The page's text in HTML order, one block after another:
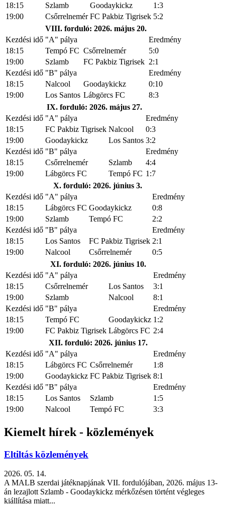
18:15
Szlamb Goodaykickz
1:3
19:00
Csőrrelnemér FC Pakbiz Tigrisek 5:2
VIII. forduló: 2026. május 20.
Kezdési idő "A" pálya
Eredmény
18:15
Tempó FC Csőrrelnemér
5:0
19:00
Szlamb FC Pakbiz Tigrisek 2:1
Kezdési idő "B" pálya
Eredmény
18:15
Nalcool Goodaykickz
0:10
19:00
Los Santos Lábgörcs FC
8:3
IX. forduló: 2026. május 27.
Kezdési idő "A" pálya
Eredmény
18:15
FC Pakbiz Tigrisek Nalcool
0:3
19:00
Goodaykickz Los Santos 3:2
Kezdési idő "B" pálya
Eredmény
18:15
Csőrrelnemér Szlamb
4:4
19:00
Lábgörcs FC Tempó FC 1:7
X. forduló: 2026. június 3.
Kezdési idő "A" pálya
Eredmény
18:15
Lábgörcs FC Goodaykickz
0:8
19:00
Szlamb Tempó FC
2:2
Kezdési idő "B" pálya
Eredmény
18:15
Los Santos FC Pakbiz Tigrisek 2:1
19:00
Nalcool Csőrrelnemér
0:5
XI. forduló: 2026. június 10.
Kezdési idő "A" pálya
Eredmény
18:15
Csőrrelnemér Los Santos
3:1
19:00
Szlamb Nalcool
8:1
Kezdési idő "B" pálya
Eredmény
18:15
Tempó FC Goodaykickz 1:2
19:00
FC Pakbiz Tigrisek Lábgörcs FC 2:4
XII. forduló: 2026. június 17.
Kezdési idő "A" pálya
Eredmény
18:15
Lábgörcs FC Csőrrelnemér
1:8
19:00
Goodaykickz FC Pakbiz Tigrisek 8:1
Kezdési idő "B" pálya
Eredmény
18:15
Los Santos Szlamb
1:5
19:00
Nalcool Tempó FC 3:3
Kiemelt hírek - közlemények
Eltiltás közlemények
2026. 05. 14.
A MALB szerdai játéknapjának VII. fordulójában, 2026. május 13-
án lezajlott Szlamb - Goodaykickz mérkőzésen történt végleges
kiállítása miatt...